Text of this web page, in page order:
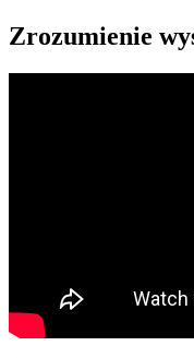
Zrozumienie